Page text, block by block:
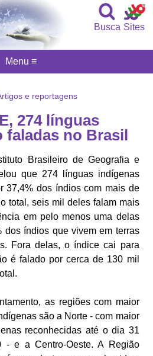
Sites
Busca
e reportagens
274 línguas
faladas no Brasil
Brasileiro de Geografia e
que 274 línguas indígenas
37,4% dos índios com mais de
total, seis mil deles falam mais
em pelo menos uma delas
dos índios que vivem em terras
Fora delas, o índice cai para
é falado por cerca de 130 mil
as regiões com maior
são a Norte - com maior
reconhecidas até o dia 31
- e a Centro-Oeste. A Região